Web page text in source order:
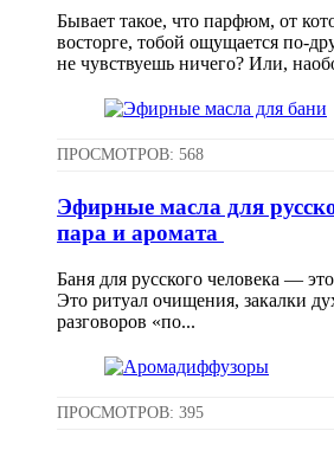
Бывает такое, что парфюм, от
восторге, тобой ощущается по-
не чувствуешь ничего? Или,
ПРОСМОТРОВ: 568
Эфирные масла для
пара и аромата
Баня для русского человека —
Это ритуал очищения, закалки
разговоров «по...
ПРОСМОТРОВ: 395